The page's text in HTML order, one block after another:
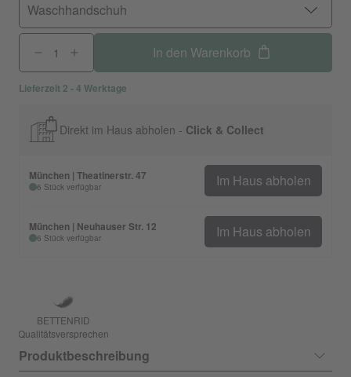
Waschhandschuh
In den Warenkorb
Lieferzeit 2 - 4 Werktage
Direkt im Haus abholen - Click & Collect
München | Theatinerstr. 47
6 Stück verfügbar Im Haus abholen
München | Neuhauser Str. 12
6 Stück verfügbar Im Haus abholen
BETTENRID
Qualitätsversprechen
Produktbeschreibung